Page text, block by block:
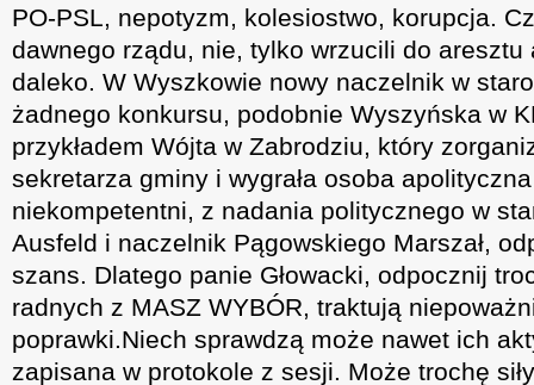
PO-PSL, nepotyzm, kolesiostwo, korupcja.
dawnego rządu, nie, tylko wrzucili do
daleko. W Wyszkowie nowy naczelnik w
żadnego konkursu, podobnie Wyszyńska w
przykładem Wójta w Zabrodziu, który
sekretarza gminy i wygrała osoba
niekompetentni, z nadania politycznego w
Ausfeld i naczelnik Pągowskiego Marszał,
szans. Dlatego panie Głowacki, odpocznij
radnych z MASZ WYBÓR, traktują
poprawki.Niech sprawdzą może nawet ich
zapisana w protokole z sesji. Może trochę